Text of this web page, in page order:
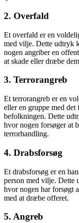
2. Overfald
Et overfald er en
med vilje. Dette udtryk
nogen angriber en
at skade eller dræbe
3. Terrorangreb
Et terrorangreb er en
eller en gruppe med
befolkningen. Dette
hvor nogen forsøger at
terrorhandling.
4. Drabsforsøg
Et drabsforsøg er en
person med vilje. Dette
hvor nogen har forsøgt
med at dræbe offeret.
5. Angreb